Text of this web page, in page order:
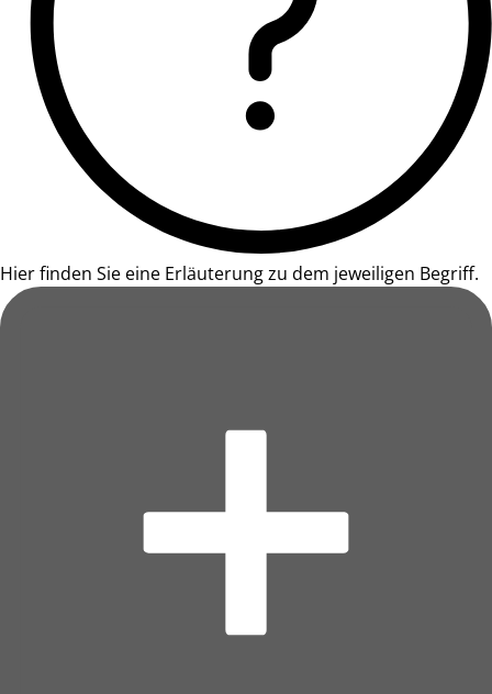
Hier finden Sie eine Erläuterung zu dem jeweiligen Begriff.